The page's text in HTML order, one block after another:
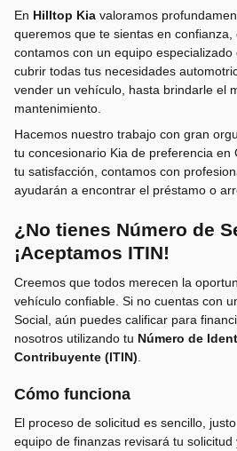
En Hilltop Kia valoramos
queremos que te sientas en confianza,
contamos con un equipo
cubrir todas tus necesidades
vender un vehículo, hasta brindarle el
mantenimiento.
Hacemos nuestro trabajo con gran
tu concesionario Kia de preferencia en
tu satisfacción, contamos con
ayudarán a encontrar el préstamo o
¿No tienes Número de
¡Aceptamos ITIN!
Creemos que todos merecen la
vehículo confiable. Si no cuentas con
Social, aún puedes calificar para
nosotros utilizando tu Número de
Contribuyente (ITIN)
Cómo funciona
El proceso de solicitud es sencillo,
equipo de finanzas revisará tu